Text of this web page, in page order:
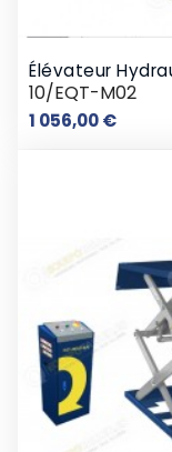
Élévateur
10/EQT-M02
1 056,00 €Prix